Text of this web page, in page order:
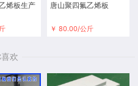
烯板生产
唐山聚四氟乙烯板
￥ 80.00/公斤
欢